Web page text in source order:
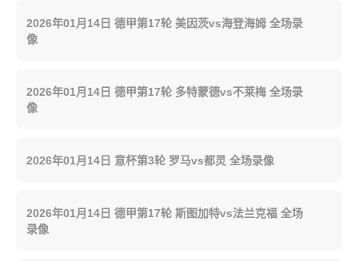
2026年01月14日 德甲第17轮 美因茨vs海登海姆 全场录
像
2026年01月14日 德甲第17轮 多特蒙德vs不莱梅 全场录
像
2026年01月14日 意杯第3轮 罗马vs都灵 全场录像
2026年01月14日 德甲第17轮 斯图加特vs法兰克福 全场
录像